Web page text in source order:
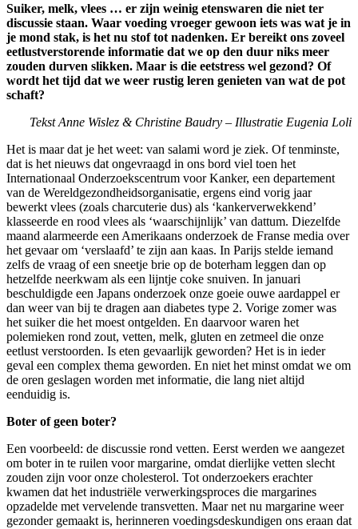
Suiker, melk, vlees … er zijn weinig etenswaren die niet ter
discussie staan. Waar voeding vroeger gewoon iets was wat je in
je mond stak, is het nu stof tot nadenken. Er bereikt ons zoveel
eetlustverstorende informatie dat we op den duur niks meer
zouden durven slikken. Maar is die eetstress wel gezond? Of
wordt het tijd dat we weer rustig leren genieten van wat de pot
schaft?
Tekst Anne Wislez & Christine Baudry – Illustratie Eugenia Loli
Het is maar dat je het weet: van salami word je ziek. Of tenminste,
dat is het nieuws dat ongevraagd in ons bord viel toen het
Internationaal Onderzoekscentrum voor Kanker, een departement
van de Wereldgezondheidsorganisatie, ergens eind vorig jaar
bewerkt vlees (zoals charcuterie dus) als ‘kankerverwekkend’
klasseerde en rood vlees als ‘waarschijnlijk’ van dattum. Diezelfde
maand alarmeerde een Amerikaans onderzoek de Franse media over
het gevaar om ‘verslaafd’ te zijn aan kaas. In Parijs stelde iemand
zelfs de vraag of een sneetje brie op de boterham leggen dan op
hetzelfde neerkwam als een lijntje coke snuiven. In januari
beschuldigde een Japans onderzoek onze goeie ouwe aardappel er
dan weer van bij te dragen aan diabetes type 2. Vorige zomer was
het suiker die het moest ontgelden. En daarvoor waren het
polemieken rond zout, vetten, melk, gluten en zetmeel die onze
eetlust verstoorden. Is eten gevaarlijk geworden? Het is in ieder
geval een complex thema geworden. En niet het minst omdat we om
de oren geslagen worden met informatie, die lang niet altijd
eenduidig is.
Boter of geen boter?
Een voorbeeld: de discussie rond vetten. Eerst werden we aangezet
om boter in te ruilen voor margarine, omdat dierlijke vetten slecht
zouden zijn voor onze cholesterol. Tot onderzoekers erachter
kwamen dat het industriële verwerkingsproces die margarines
opzadelde met vervelende transvetten. Maar net nu margarine weer
gezonder gemaakt is, herinneren voedingsdeskundigen ons eraan dat